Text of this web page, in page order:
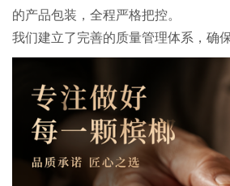
的产品包装，全程严格把控。
我们建立了完善的质量管理体系，确